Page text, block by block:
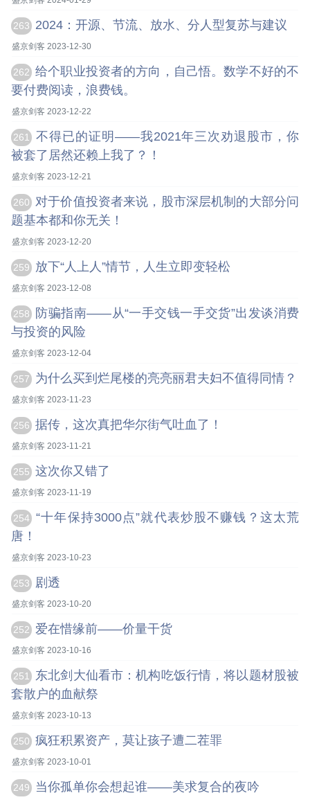
263 2024：开源、节流、放水、分人型复苏与建议
盛京剑客 2023-12-30
262 给个职业投资者的方向，自己悟。数学不好的不
要付费阅读，浪费钱。
盛京剑客 2023-12-22
261
不得已的证明——我2021年三次劝退股市，你
被套了居然还赖上我了？！
盛京剑客 2023-12-21
260 对于价值投资者来说，股市深层机制的大部分问
题基本都和你无关！
盛京剑客 2023-12-20
259 放下“人上人”情节，人生立即变轻松
盛京剑客 2023-12-08
258
防骗指南——从“一手交钱一手交货”出发谈消费
与投资的风险
盛京剑客 2023-12-04
257 为什么买到烂尾楼的亮亮丽君夫妇不值得同情？
盛京剑客 2023-11-23
256 据传，这次真把华尔街气吐血了！
盛京剑客 2023-11-21
255 这次你又错了
盛京剑客 2023-11-19
254
“十年保持3000点”就代表炒股不赚钱？这太荒
唐！
盛京剑客 2023-10-23
253 剧透
盛京剑客 2023-10-20
252 爱在惜缘前——价量干货
盛京剑客 2023-10-16
251
东北剑大仙看市：机构吃饭行情，将以题材股被
套散户的血献祭
盛京剑客 2023-10-13
250 疯狂积累资产，莫让孩子遭二茬罪
盛京剑客 2023-10-01
249 当你孤单你会想起谁——美求复合的夜吟